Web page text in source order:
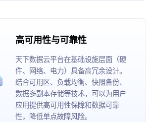
高可用性与可靠性
天下数据云平台在基础设施层面（硬
件、网络、电力）具备高冗余设计。
结合可用区、负载均衡、快照备份、
数据多副本存储等技术，可以为用户
应用提供高可用性保障和数据可靠
性，降低单点故障风险。